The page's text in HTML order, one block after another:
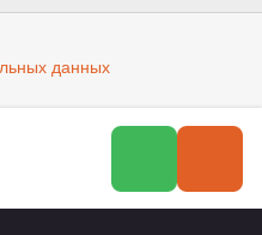
данных